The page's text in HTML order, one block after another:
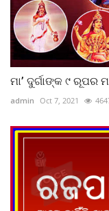
ମା’ ଦୁର୍ଗାଙ୍କ ୯ ରୂପର
admin Oct 7, 2021